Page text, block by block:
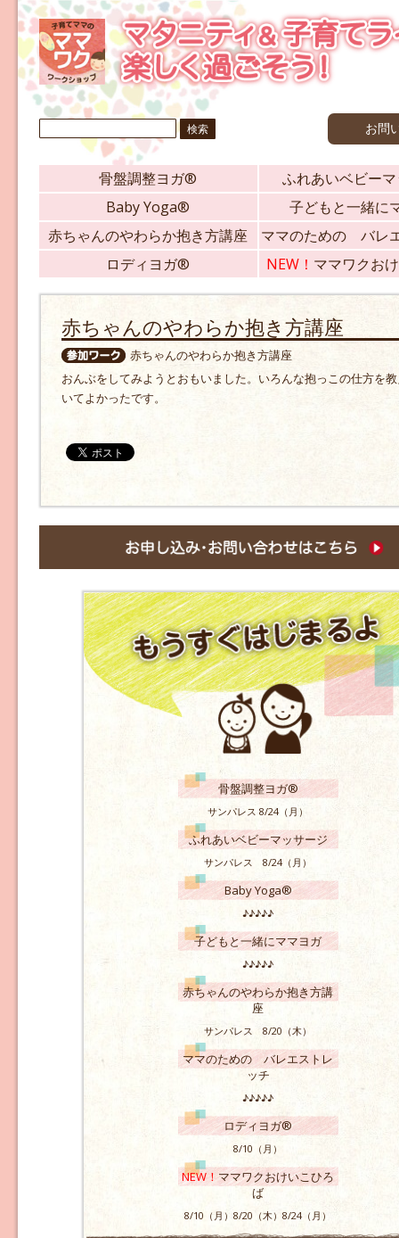
検
索: お問
骨盤調整ヨガ®
ふれあいベビー
Baby Yoga®
子どもと一緒に
赤ちゃんのやわらか抱き方講座
ママのための バレ
ロディヨガ®
NEW！ ママワクお
赤ちゃんのやわらか抱き方講座
赤ちゃんのやわらか抱き方講座
おんぶをしてみようとおもいました。いろんな抱っこの仕方を
いてよかったです。
骨盤調整ヨガ®
サンパレス 8/24（月）
ふれあいベビーマッサージ
サンパレス 8/24（月）
Baby Yoga®
♪♪♪♪♪
子どもと一緒にママヨガ
♪♪♪♪♪
赤ちゃんのやわらか抱き方講
座
サンパレス 8/20（木）
ママのための バレエストレ
ッチ
♪♪♪♪♪
ロディヨガ®
8/10（月）
NEW！ママワクおけいこひろ
ば
8/10（月）8/20（木）8/24（月）